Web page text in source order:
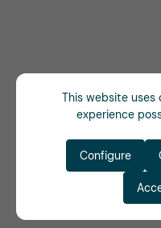
This website uses
experience
Configure